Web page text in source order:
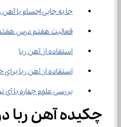
جا به جایی اجسام با آهن
فعالیت هفتم درس
استفاده از آهن ربا
استفاده از آهن ربا
بررسی علوم چهارم با آی
چکیده آهن ربا